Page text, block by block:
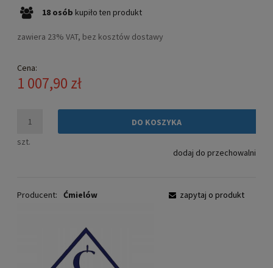
18 osób kupiło ten produkt
zawiera 23% VAT, bez kosztów dostawy
Cena:
1 007,90 zł
szt.
DO KOSZYKA
dodaj do przechowalni
Producent: Ćmielów zapytaj o produkt